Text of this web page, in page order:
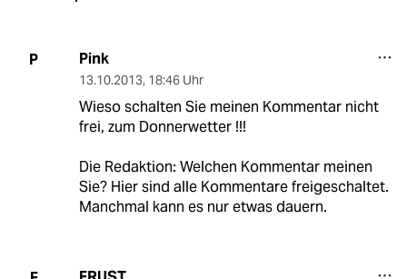
P Pink
13.10.2013, 18:46 Uhr
Wieso schalten Sie meinen Kommentar nicht
frei, zum Donnerwetter !!!
Die Redaktion: Welchen Kommentar meinen
Sie? Hier sind alle Kommentare freigeschaltet.
Manchmal kann es nur etwas dauern.